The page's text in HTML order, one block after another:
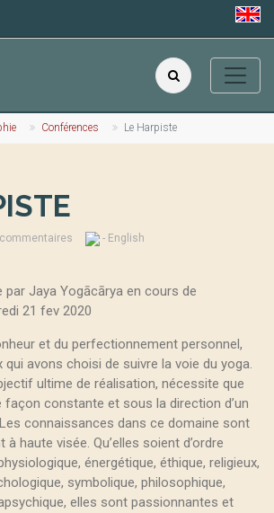
Conférences Le Harpiste
- English
Jaya Yogācārya en cours de
21 fev 2020
et du perfectionnement personnel,
avons choisi de suivre la voie du yoga.
ultime de réalisation, nécessite que
façon constante et sous la direction d’un
connaissances dans ce domaine sont
haute visée. Qu’elles soient d’ordre
énergétique, éthique, religieux,
symbolique, philosophique,
elles sont passionnantes et